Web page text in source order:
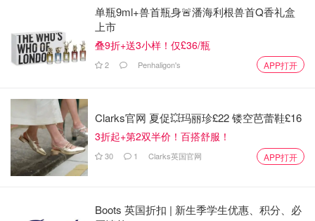
看到了大约 8 名警察和 3 名侦探。”
“警察站在阳台周围清点人数，阳台上有一块白布，然后开
始下雨，他们就搭起了一个蓝色帐篷。”
他跳楼这一线索。
据了解，警方还在调查该女子是否涉嫌遭到性侵犯。
单瓶9ml+兽首瓶身🚨潘海利根兽首Q香礼盒
上市
叠9折+送3小样！仅£36/瓶
2 Penhaligon's APP打开
Clarks官网 夏促💥玛丽珍£22 镂空芭蕾鞋£16
3折起+第2双半价！百搭舒服！
30 1 Clarks英国官网 APP打开
Boots 英国折扣 | 新生季学生优惠、积分、必